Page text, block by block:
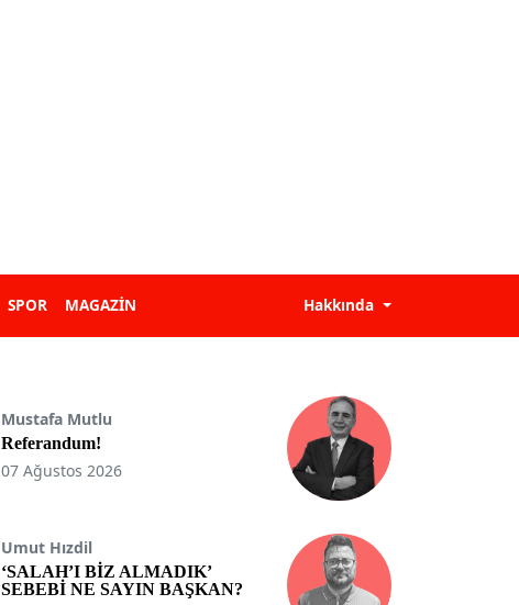
SPOR MAGAZİN Hakkında
Mustafa Mutlu
Referandum!
07 Ağustos 2026
Umut Hızdil
‘SALAH’I BİZ ALMADIK’
SEBEBİ NE SAYIN BAŞKAN?